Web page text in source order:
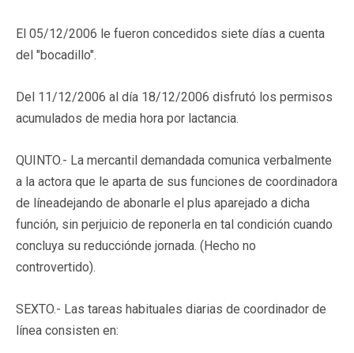
El 05/12/2006 le fueron concedidos siete días a cuenta
del "bocadillo".
Del 11/12/2006 al día 18/12/2006 disfrutó los permisos
acumulados de media hora por lactancia.
QUINTO.- La mercantil demandada comunica verbalmente
a la actora que le aparta de sus funciones de coordinadora
de líneadejando de abonarle el plus aparejado a dicha
función, sin perjuicio de reponerla en tal condición cuando
concluya su reducciónde jornada. (Hecho no
controvertido).
SEXTO.- Las tareas habituales diarias de coordinador de
línea consisten en: